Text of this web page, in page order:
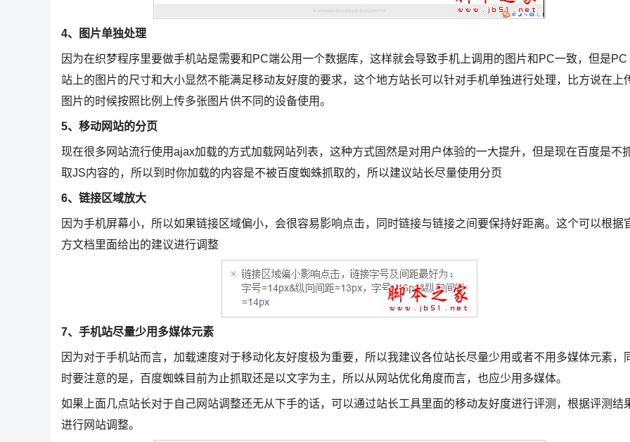
4、图片单独处理
因为在织梦程序里要做手机站是需要和PC端公用一个数据库，这样就会导致手机上调用的图片和PC一致，但是PC
站上的图片的尺寸和大小显然不能满足移动友好度的要求，这个地方站长可以针对手机单独进行处理，比方说在上
图片的时候按照比例上传多张图片供不同的设备使用。
5、移动网站的分页
现在很多网站流行使用ajax加载的方式加载网站列表，这种方式固然是对用户体验的一大提升，但是现在百度是不
取JS内容的，所以到时你加载的内容是不被百度蜘蛛抓取的，所以建议站长尽量使用分页
6、链接区域放大
因为手机屏幕小，所以如果链接区域偏小，会很容易影响点击，同时链接与链接之间要保持好距离。这个可以根据
方文档里面给出的建议进行调整
7、手机站尽量少用多媒体元素
因为对于手机站而言，加载速度对于移动化友好度极为重要，所以我建议各位站长尽量少用或者不用多媒体元素，
时要注意的是，百度蜘蛛目前为止抓取还是以文字为主，所以从网站优化角度而言，也应少用多媒体。
如果上面几点站长对于自己网站调整还无从下手的话，可以通过站长工具里面的移动友好度进行评测，根据评测结
进行网站调整。